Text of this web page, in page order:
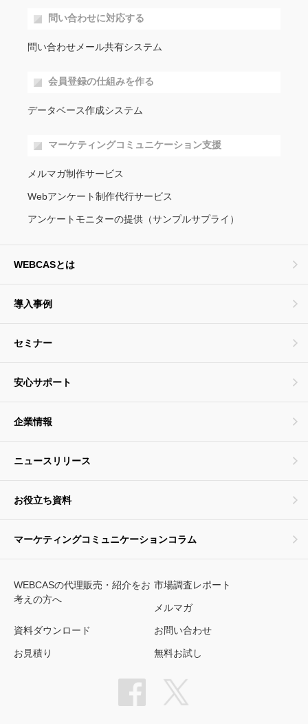
問い合わせに対応する
問い合わせメール共有システム
会員登録の仕組みを作る
データベース作成システム
マーケティングコミュニケーション支援
メルマガ制作サービス
Webアンケート制作代行サービス
アンケートモニターの提供（サンプルサプライ）
WEBCASとは
導入事例
セミナー
安心サポート
企業情報
ニュースリリース
お役立ち資料
マーケティングコミュニケーションコラム
WEBCASの代理販売・紹介をお
考えの方へ
市場調査レポート
メルマガ
資料ダウンロード お問い合わせ
お見積り 無料お試し